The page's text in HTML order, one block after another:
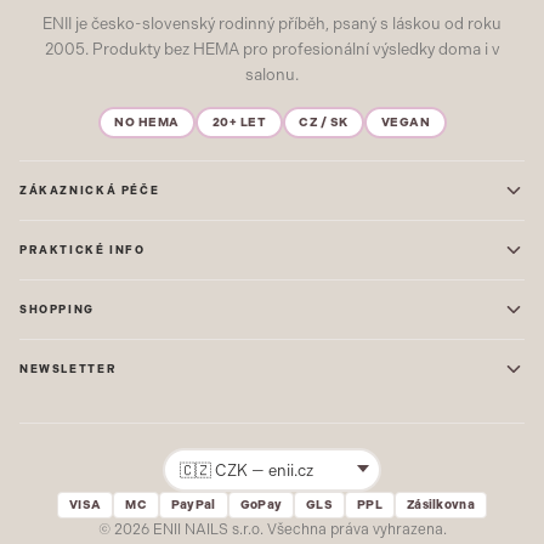
ENII je česko-slovenský rodinný příběh, psaný s láskou od roku
2005. Produkty bez HEMA pro profesionální výsledky doma i v
salonu.
NO HEMA 20+ LET CZ / SK VEGAN
ZÁKAZNICKÁ PÉČE
Časté dotazy
Mapa stránek
PRAKTICKÉ INFO
Prodejna: Uherské Hradiště
Ochrana osobních údajů
SHOPPING
GEL LAKY
NEWSLETTER
Žádný spam. Odhlásit se lze kdykoliv.
© 2026 ENII NAILS s.r.o. Všechna práva vyhrazena.
VISA MC PayPal GoPay GLS PPL Zásilkovna